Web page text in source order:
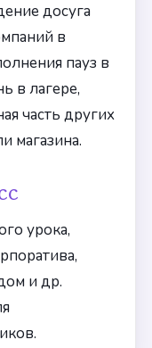
досуга
в
пауз в
в лагере,
часть других
магазина.
урока,
и др.